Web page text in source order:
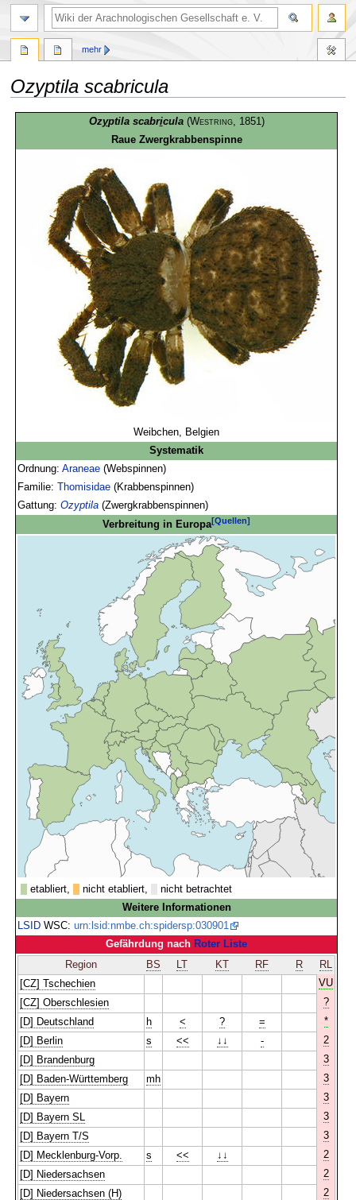
Ozyptila scabricula
springen
springen
Ozyptila scabricula (Westring, 1851)
Raue Zwergkrabbenspinne
Weibchen, Belgien
Systematik
Ordnung:Araneae (Webspinnen)
Familie:Thomisidae (Krabbenspinnen)
Gattung:Ozyptila (Zwergkrabbenspinnen)
Verbreitung in Europa[Quellen]
etabliert, nicht etabliert,
nicht betrachtet
Weitere Informationen
LSID WSC:urn:lsid:nmbe.ch:spidersp:030901
Gefährdung nach Roter Liste
Region
BS LT KT RF R
RL
[CZ] Tschechien
VU
[CZ] Oberschlesien
?
[D] Deutschland
h < ? =
*
[D] Berlin
s << ↓↓ -
2
[D] Brandenburg
3
[D] Baden-Württemberg
mh
3
[D] Bayern
3
[D] Bayern SL
3
[D] Bayern T/S
3
[D] Mecklenburg-Vorp.
s << ↓↓
2
[D] Niedersachsen
2
[D] Niedersachsen (H)
2
mehr